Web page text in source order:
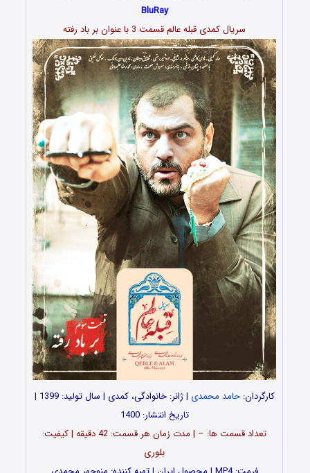
BluRay
سریال کمدی قبله عالم قسمت 3 با عنوان بر باد رفته
کارگردان:حامد محمدی
| ژانر: خانوادگی، کمدی | سال تولید: 1399 |
تاریخ انتشار: 1400
تعداد قسمت ها: – | مدت زمان هر قسمت: 42 دقیقه | کیفیت:
بلوری